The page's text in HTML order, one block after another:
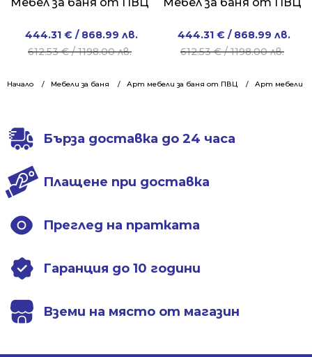
Начало Мебели за баня Арт мебели за баня от ПВЦ Арт мебели
612.53€/ 1198.00 лв.
Original
price
612.53 €
444.31 € / 868.99 лв.
Current
price
444.31 €
612.53€/ 1198.00 лв.
Original
price
612.53 €
444.31 € / 868.99 лв.
Current
price
444.31 €
Бърза доставка до 24 часа
Плащене при доставка
Преглед на пратката
Гаранция до 10 години
Вземи на място от магазин